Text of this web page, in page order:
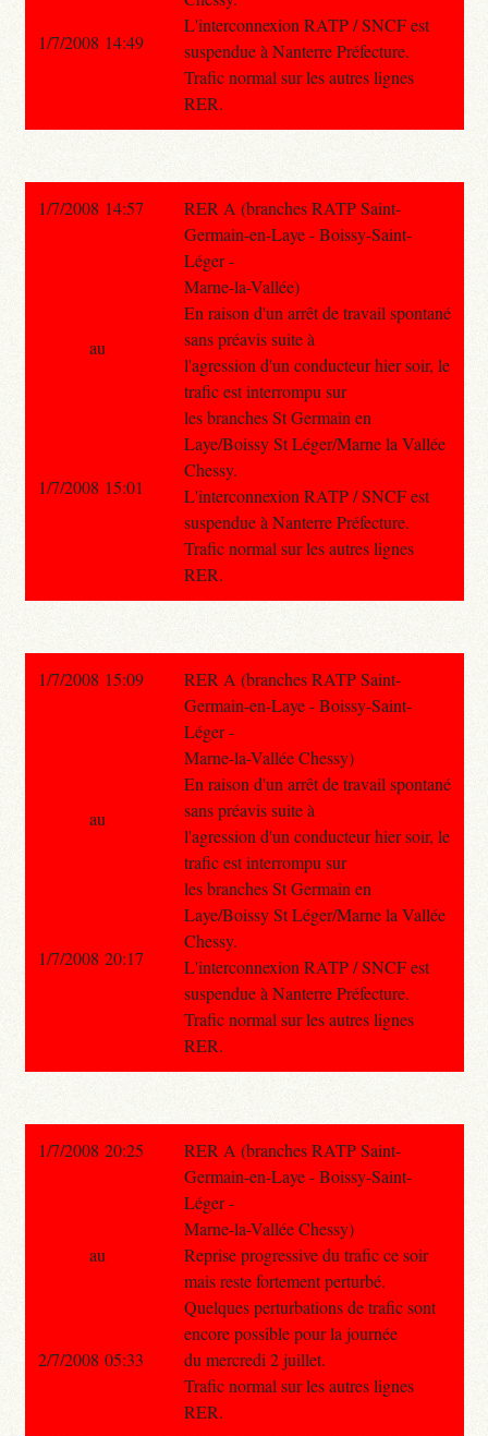
L'interconnexion RATP / SNCF est
suspendue à Nanterre Préfecture.
Trafic normal sur les autres lignes
RER.
1/7/2008 14:49
1/7/2008 14:57
RER A (branches RATP Saint-
Germain-en-Laye - Boissy-Saint-
Léger -
Marne-la-Vallée)
En raison d'un arrêt de travail spontané
sans préavis suite à
l'agression d'un conducteur hier soir, le
trafic est interrompu sur
les branches St Germain en
Laye/Boissy St Léger/Marne la Vallée
Chessy.
L'interconnexion RATP / SNCF est
suspendue à Nanterre Préfecture.
Trafic normal sur les autres lignes
RER.
au
1/7/2008 15:01
1/7/2008 15:09
RER A (branches RATP Saint-
Germain-en-Laye - Boissy-Saint-
Léger -
Marne-la-Vallée Chessy)
En raison d'un arrêt de travail spontané
sans préavis suite à
l'agression d'un conducteur hier soir, le
trafic est interrompu sur
les branches St Germain en
Laye/Boissy St Léger/Marne la Vallée
Chessy.
L'interconnexion RATP / SNCF est
suspendue à Nanterre Préfecture.
Trafic normal sur les autres lignes
RER.
au
1/7/2008 20:17
1/7/2008 20:25
RER A (branches RATP Saint-
Germain-en-Laye - Boissy-Saint-
Léger -
Marne-la-Vallée Chessy)
Reprise progressive du trafic ce soir
mais reste fortement perturbé.
Quelques perturbations de trafic sont
encore possible pour la journée
du mercredi 2 juillet.
Trafic normal sur les autres lignes
RER.
au
2/7/2008 05:33